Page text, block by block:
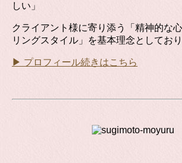
しい」
クライアント様に寄り添う「精神的な
リングスタイル」を基本理念としており
▶ プロフィール続きはこちら